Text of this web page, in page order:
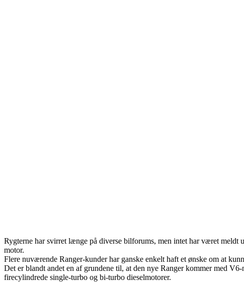
Rygterne har svirret længe på diverse bilforums, men intet har været
motor.
Flere nuværende Ranger-kunder har ganske enkelt haft et ønske om at
Det er blandt andet en af grundene til, at den nye Ranger kommer med
firecylindrede single-turbo og bi-turbo dieselmotorer.